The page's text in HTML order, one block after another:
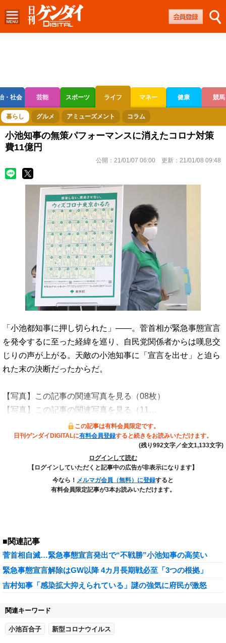
・社会 芸能 スポーツ ライフ マネー 健康 競馬
ボートレース 競輪 オートレース
暮らし グルメ アミューズメント コラム
小池知事の無策パフォーマンスに消えたコロナ対策
費11億円
公開： 21/01/07 06:00 更新： 21/01/08 09:48
「小池都知事に押し切られた」――。菅首相が緊急事態宣言
を発令するに至った経緯を巡り、自民党関係者からは嘆息交
じりの声が上がる。天敵の小池知事に「宣言を出せ」と迫ら
れた末の決断だったからだ。
【写真】この記事の関連写真を見る（08枚）
【写真】この記事の関連写真を見る（11…
この記事は有料会員限定です。
日刊ゲンダイDIGITALに有料会員登録すると続きをお読みいただけます。
(残り992文字／全文1,133文字)
ログインして読む
【ログインしていただくと記事中の広告が非表示になります】
今なら！ メルマガ会員（無料）に登録すると
有料会員限定記事が3本お読みいただけます。
■関連記事
菅首相自滅…緊急事態宣言発出で“不戦勝”小池知事の高笑い
緊急事態宣言解除はGW以降 4カ月長期戦必至「3つの根拠」
吉村知事「感染拡大抑えられている」謎の強気に府民が激怒
関連キーワード
小池百合子 新型コロナウイルス